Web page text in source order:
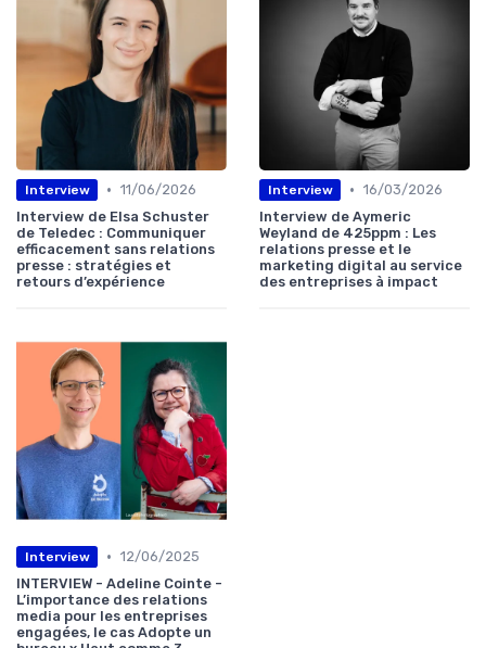
Interview • 11/06/2026
Interview de Elsa Schuster
de Teledec : Communiquer
efficacement sans relations
presse : stratégies et
retours d’expérience
Interview • 16/03/2026
Interview de Aymeric
Weyland de 425ppm : Les
relations presse et le
marketing digital au service
des entreprises à impact
Interview • 12/06/2025
INTERVIEW - Adeline Cointe -
L’importance des relations
media pour les entreprises
engagées, le cas Adopte un